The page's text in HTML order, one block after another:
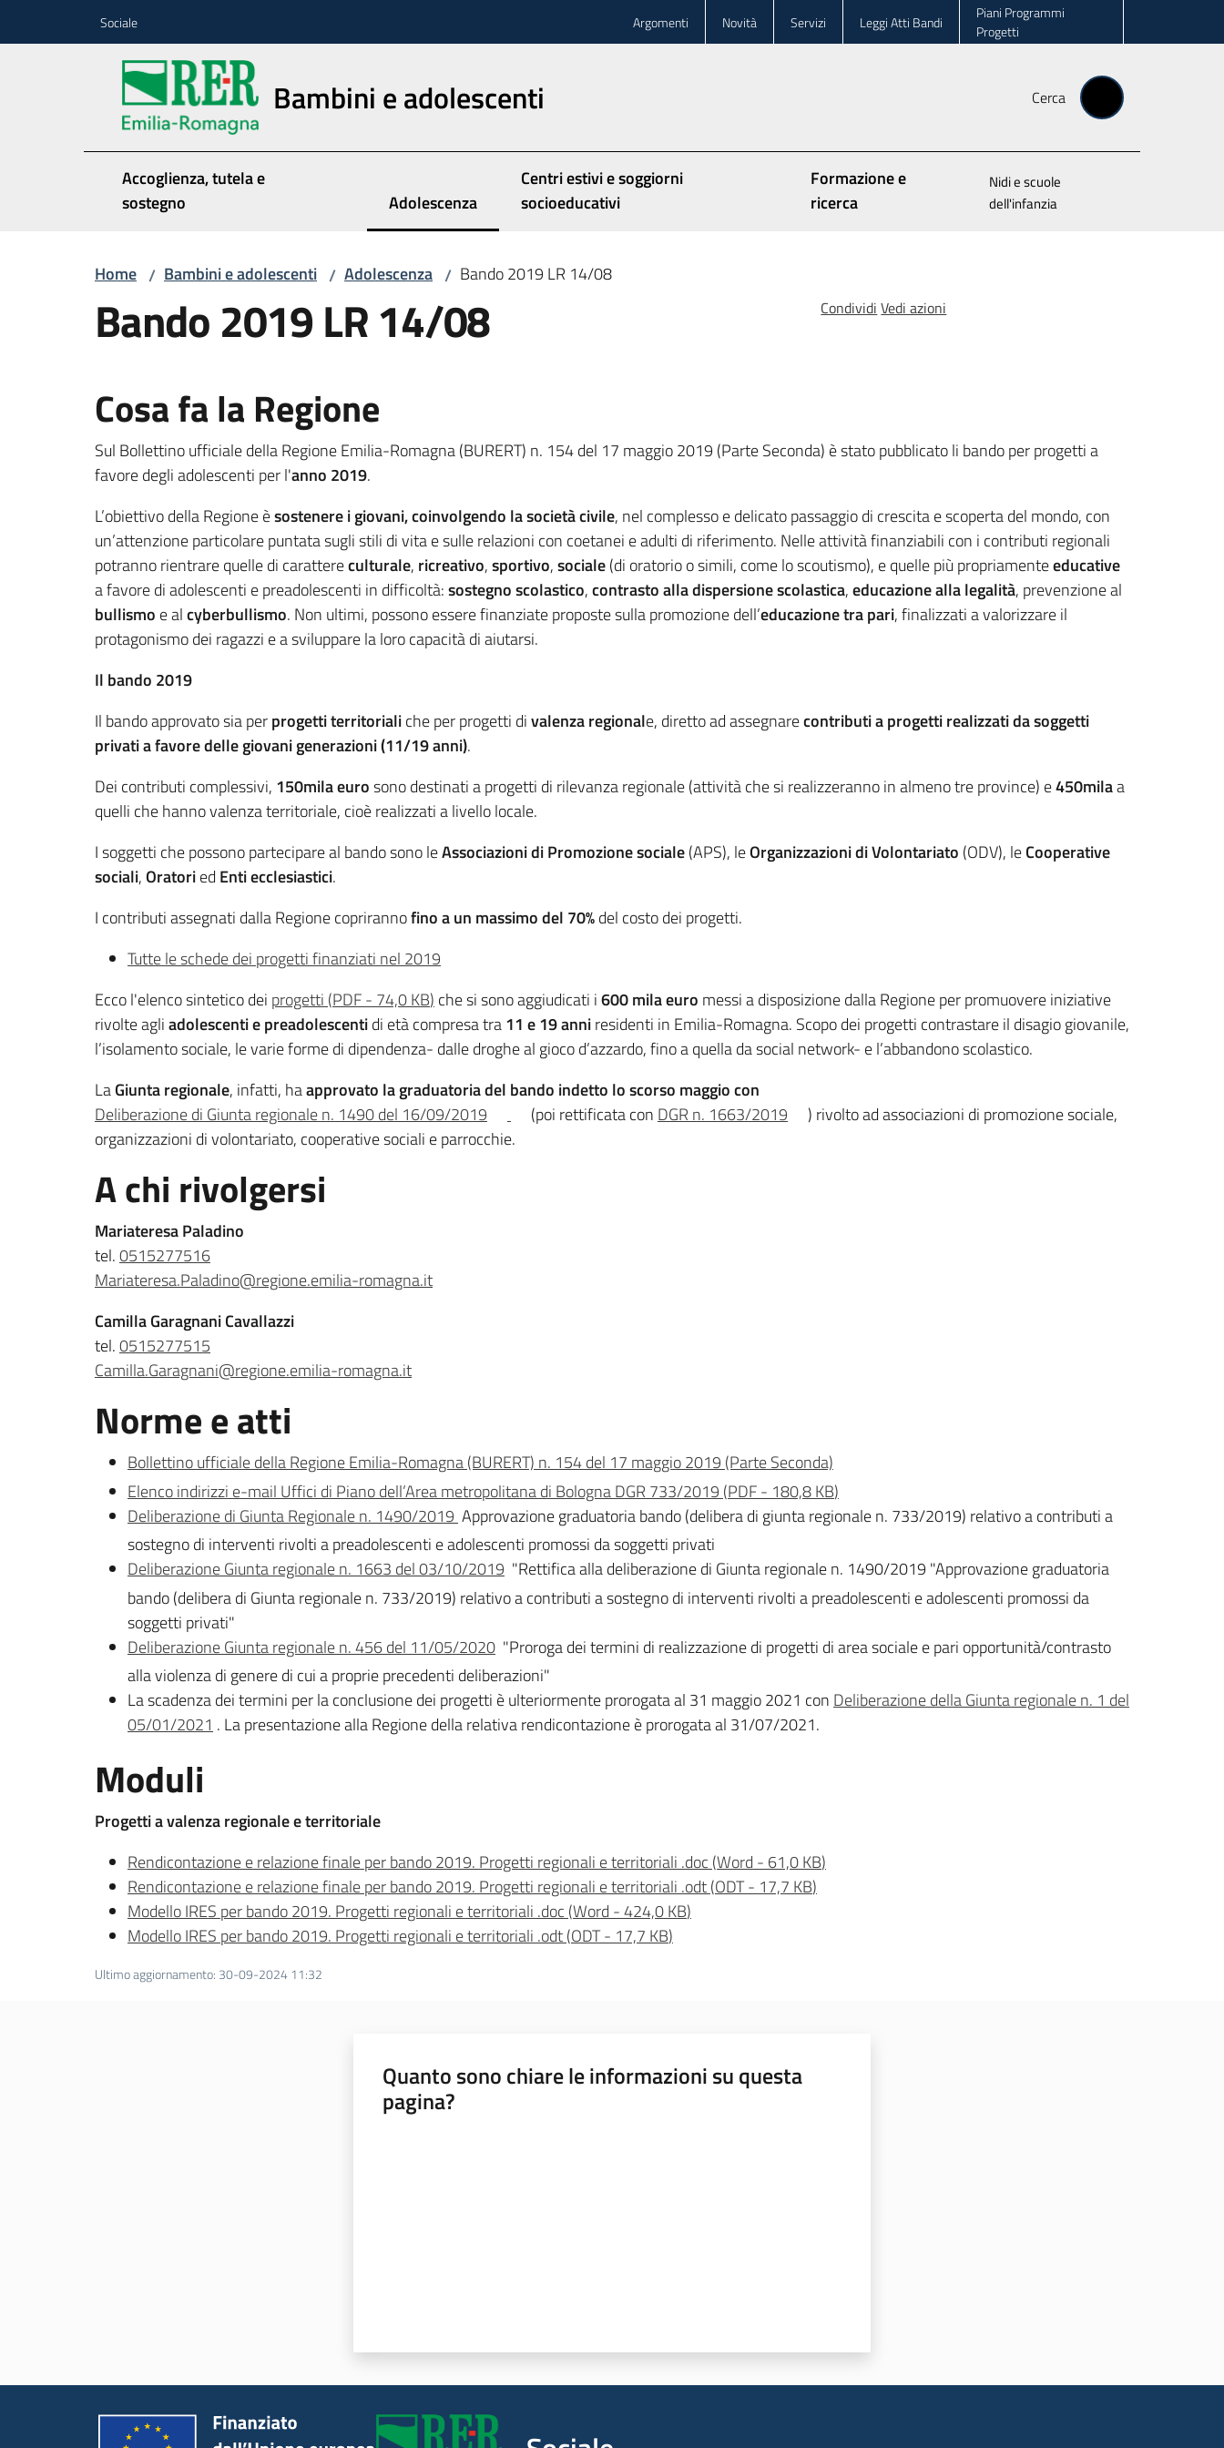
Sociale Argomenti Novità Servizi Leggi Atti Bandi
Piani Programmi
Progetti
Bambini e adolescenti Cerca
Accoglienza, tutela e
sostegno
Adolescenza
Menu selezionato
Centri estivi e soggiorni
socioeducativi
Formazione e
ricerca
Nidi e scuole
dell'infanzia
Home / Bambini e adolescenti / Adolescenza / Bando 2019 LR 14/08
Bando 2019 LR 14/08 Condividi Vedi azioni
Cosa fa la Regione
Sul Bollettino ufficiale della Regione Emilia-Romagna (BURERT) n. 154 del 17 maggio 2019 (Parte Seconda) è stato pubblicato li bando per progetti a
favore degli adolescenti per l'anno 2019.
L’obiettivo della Regione èsostenere i giovani, coinvolgendo la società civile, nel complesso e delicato passaggio di crescita e scoperta del mondo, con
un’attenzione particolare puntata sugli stili di vita e sulle relazioni con coetanei e adulti di riferimento. Nelle attività finanziabili con i contributi regionali
potranno rientrare quelle di carattereculturale, ricreativo,sportivo,sociale(di oratorio o simili, come lo scoutismo), e quelle più propriamenteeducative
a favore di adolescenti e preadolescenti in difficoltà:sostegno scolastico,contrasto alla dispersione scolastica,educazione alla legalità, prevenzione al
bullismo e alcyberbullismo. Non ultimi, possono essere finanziate proposte sulla promozione dell’educazione tra pari, finalizzati a valorizzare il
protagonismo dei ragazzi e a sviluppare la loro capacità di aiutarsi.
Il bando 2019
Il bando approvato sia perprogetti territorialiche per progetti divalenza regionale, diretto ad assegnarecontributi a progetti realizzati da soggetti
privatia favore delle giovani generazioni (11/19 anni).
Dei contributi complessivi, 150mila eurosono destinati a progetti di rilevanza regionale (attività che si realizzeranno in almeno tre province) e450milaa
quelli che hanno valenza territoriale, cioè realizzati a livello locale.
I soggetti che possono partecipare al bando sono leAssociazioni di Promozione sociale(APS), leOrganizzazioni di Volontariato (ODV), leCooperative
sociali,Oratoried Enti ecclesiastici.
I contributi assegnati dalla Regione coprirannofino a un massimo del 70%del costo dei progetti.
Tutte le schede dei progetti finanziati nel 2019
Ecco l'elenco sintetico dei progetti (PDF- 74,0 KB) che si sono aggiudicati i600 mila euro messi a disposizione dalla Regione per promuovere iniziative
rivolte agliadolescenti e preadolescentidi età compresa tra11 e 19 anniresidenti in Emilia-Romagna. Scopo dei progetti contrastare il disagio giovanile,
l’isolamento sociale, le varie forme di dipendenza- dalle droghe al gioco d’azzardo, fino a quella da social network- e l’abbandono scolastico.
LaGiunta regionale, infatti, haapprovato lagraduatoria del bando indetto lo scorso maggio con
Deliberazione di Giunta regionale n. 1490 del 16/09/2019
(poi rettificata con DGR n. 1663/2019
) rivolto ad associazioni di promozione sociale,
organizzazioni di volontariato, cooperative sociali e parrocchie.
A chi rivolgersi
Mariateresa Paladino
tel.0515277516
Mariateresa.Paladino@regione.emilia-romagna.it
Camilla Garagnani Cavallazzi
tel.0515277515
Camilla.Garagnani@regione.emilia-romagna.it
Norme e atti
Bollettino ufficiale della Regione Emilia-Romagna (BURERT) n. 154 del 17 maggio 2019 (Parte Seconda)
Elenco indirizzi e-mail Uffici di Piano dell’Area metropolitana di Bologna DGR 733/2019 (PDF- 180,8 KB)
Deliberazione di Giunta Regionale n. 1490/2019 Approvazione graduatoria bando (delibera di giunta regionale n. 733/2019) relativo a contributi a
sostegno di interventi rivolti a preadolescenti e adolescenti promossi da soggetti privati
Deliberazione Giunta regionale n. 1663 del 03/10/2019 "Rettifica alla deliberazione di Giunta regionale n. 1490/2019 "Approvazione graduatoria
bando (delibera di Giunta regionale n. 733/2019) relativo a contributi a sostegno di interventi rivolti a preadolescenti e adolescenti promossi da
soggetti privati"
Deliberazione Giunta regionale n. 456 del 11/05/2020 "Proroga dei termini di realizzazione di progetti di area sociale e pari opportunità/contrasto
alla violenza di genere di cui a proprie precedenti deliberazioni"
La scadenza dei termini per la conclusione dei progetti è ulteriormente prorogata al 31 maggio 2021 con Deliberazione della Giunta regionale n. 1 del
05/01/2021 . La presentazione alla Regione della relativa rendicontazione è prorogata al 31/07/2021.
Moduli
Progetti a valenza regionale e territoriale
Rendicontazione e relazione finale per bando 2019. Progetti regionali e territoriali .doc (Word - 61,0 KB)
Rendicontazione e relazione finale per bando 2019. Progetti regionali e territoriali .odt(ODT- 17,7 KB)
Modello IRES per bando 2019. Progetti regionali e territoriali .doc (Word -424,0 KB)
Modello IRES per bando 2019. Progetti regionali e territoriali .odt(ODT- 17,7 KB)
Ultimo aggiornamento: 30-09-2024 11:32
Quanto sono chiare le informazioni su questa
pagina?